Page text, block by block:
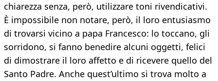
chiarezza senza, però, utilizzare toni rivendicativi.
È impossibile non notare, però, il loro entusiasmo
di trovarsi vicino a papa Francesco: lo toccano, gli
sorridono, si fanno benedire alcuni oggetti, felici
di dimostrare il loro affetto e di ricevere quello del
Santo Padre. Anche quest’ultimo si trova molto a